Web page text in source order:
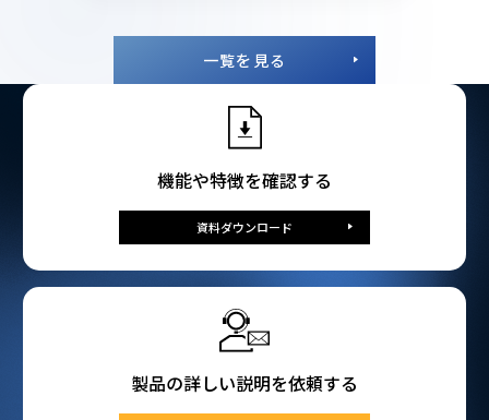
一覧を見る
機能や特徴を確認する
資料ダウンロード
製品の詳しい説明を依頼する